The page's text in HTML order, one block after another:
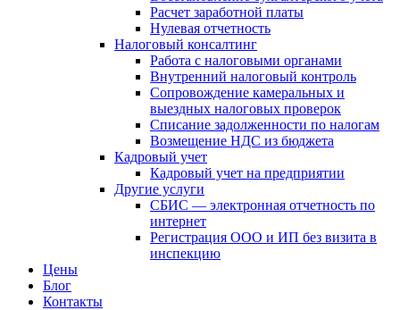
Расчет заработной платы
Нулевая отчетность
Налоговый консалтинг
Работа с налоговыми органами
Внутренний налоговый контроль
Сопровождение камеральных и
выездных налоговых проверок
Списание задолженности по налогам
Возмещение НДС из бюджета
Кадровый учет
Кадровый учет на предприятии
Другие услуги
СБИС — электронная отчетность по
интернет
Регистрация ООО и ИП без визита в
инспекцию
Цены
Блог
Контакты